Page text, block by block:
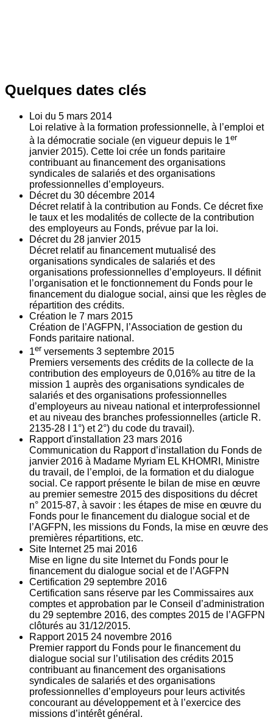
Quelques dates clés
Loi du 5 mars 2014
Loi relative à la formation professionnelle, à l’emploi et
à la démocratie sociale (en vigueur depuis le 1er
janvier 2015). Cette loi crée un fonds paritaire
contribuant au financement des organisations
syndicales de salariés et des organisations
professionnelles d’employeurs.
Décret du 30 décembre 2014
Décret relatif à la contribution au Fonds. Ce décret fixe
le taux et les modalités de collecte de la contribution
des employeurs au Fonds, prévue par la loi.
Décret du 28 janvier 2015
Décret relatif au financement mutualisé des
organisations syndicales de salariés et des
organisations professionnelles d’employeurs. Il définit
l’organisation et le fonctionnement du Fonds pour le
financement du dialogue social, ainsi que les règles de
répartition des crédits.
Création le 7 mars 2015
Création de l’AGFPN, l’Association de gestion du
Fonds paritaire national.
1er versements 3 septembre 2015
Premiers versements des crédits de la collecte de la
contribution des employeurs de 0,016% au titre de la
mission 1 auprès des organisations syndicales de
salariés et des organisations professionnelles
d’employeurs au niveau national et interprofessionnel
et au niveau des branches professionnelles (article R.
2135‐28 I 1°) et 2°) du code du travail).
Rapport d'installation 23 mars 2016
Communication du Rapport d’installation du Fonds de
janvier 2016 à Madame Myriam EL KHOMRI, Ministre
du travail, de l’emploi, de la formation et du dialogue
social. Ce rapport présente le bilan de mise en œuvre
au premier semestre 2015 des dispositions du décret
n° 2015-87, à savoir : les étapes de mise en œuvre du
Fonds pour le financement du dialogue social et de
l’AGFPN, les missions du Fonds, la mise en œuvre des
premières répartitions, etc.
Site Internet 25 mai 2016
Mise en ligne du site Internet du Fonds pour le
financement du dialogue social et de l’AGFPN
Certification 29 septembre 2016
Certification sans réserve par les Commissaires aux
comptes et approbation par le Conseil d’administration
du 29 septembre 2016, des comptes 2015 de l’AGFPN
clôturés au 31/12/2015.
Rapport 2015 24 novembre 2016
Premier rapport du Fonds pour le financement du
dialogue social sur l’utilisation des crédits 2015
contribuant au financement des organisations
syndicales de salariés et des organisations
professionnelles d’employeurs pour leurs activités
concourant au développement et à l’exercice des
missions d’intérêt général.